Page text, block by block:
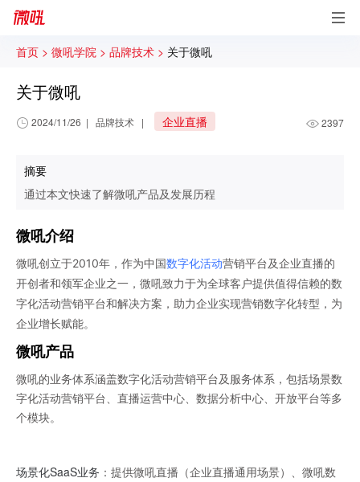
首页 > 微吼学院 > 品牌技术 > 关于微吼
关于微吼
2024/11/26 | 品牌技术 | 企业直播 2397
摘要
通过本文快速了解微吼产品及发展历程
微吼介绍
微吼创立于2010年，作为中国数字化活动营销平台及企业直播的
开创者和领军企业之一，微吼致力于为全球客户提供值得信赖的数
字化活动营销平台和解决方案，助力企业实现营销数字化转型，为
企业增长赋能。
微吼产品
微吼的业务体系涵盖数字化活动营销平台及服务体系，包括场景数
字化活动营销平台、直播运营中心、数据分析中心、开放平台等多
个模块。
场景化SaaS业务 ：提供微吼直播（企业直播通用场景）、微吼数